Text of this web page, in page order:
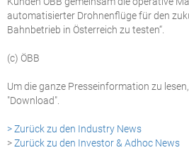
automatisierter Drohnenflüge für den
Bahnbetrieb in Österreich zu testen“.
(c) ÖBB
Um die ganze Presseinformation zu
"Download".
> Zurück zu den Industry News
>Zurück zu den Investor & Adhoc News